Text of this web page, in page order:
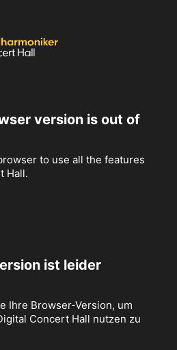
version is out of
to use all the features
Hall.
ist leider
Ihre Browser-Version, um
Concert Hall nutzen zu